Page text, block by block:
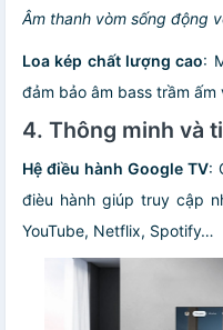
Âm thanh vòm sống động
Loa kép chất lượng cao:
đảm bảo âm bass trầm
4. Thông minh và
Hệ điều hành Google TV:
đièu hành giúp truy cập
YouTube, Netflix, Spotify…